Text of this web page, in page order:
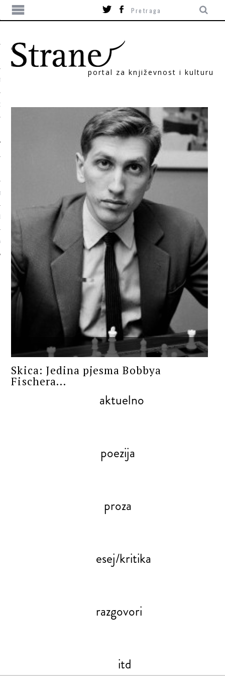
portal za književnost i kulturu
Skica: Jedina pjesma Bobbya
Fischera...
aktuelno
poezija
proza
esej/kritika
razgovori
itd